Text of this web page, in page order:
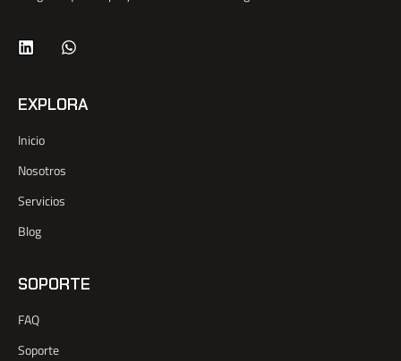
EXPLORA
Inicio
Nosotros
Servicios
Blog
SOPORTE
FAQ
Soporte